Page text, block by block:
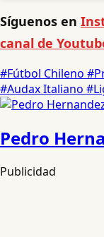
Síguenos en
canal de
#Fútbol Chileno
#Audax Italiano
Pedro
Publicidad